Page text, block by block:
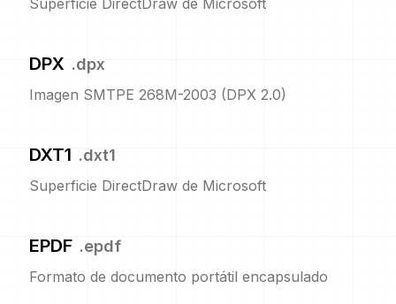
Superficie DirectDraw de Microsoft
DPX .dpx
Imagen SMTPE 268M-2003 (DPX 2.0)
DXT1 .dxt1
Superficie DirectDraw de Microsoft
EPDF .epdf
Formato de documento portátil encapsulado